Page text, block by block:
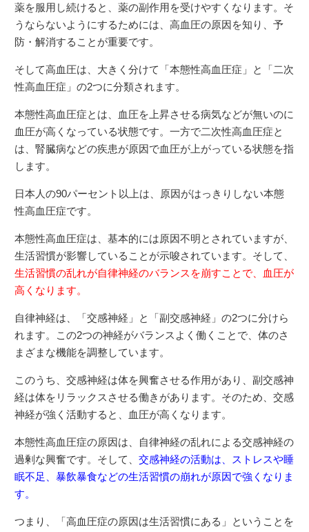
薬を服用し続けると、薬の副作用を受けやすくなります。そ
うならないようにするためには、高血圧の原因を知り、予
防・解消することが重要です。
そして高血圧は、大きく分けて「本態性高血圧症」と「二次
性高血圧症」の2つに分類されます。
本態性高血圧症とは、血圧を上昇させる病気などが無いのに
血圧が高くなっている状態です。一方で二次性高血圧症と
は、腎臓病などの疾患が原因で血圧が上がっている状態を指
します。
日本人の90パーセント以上は、原因がはっきりしない本態
性高血圧症です。
本態性高血圧症は、基本的には原因不明とされていますが、
生活習慣が影響していることが示唆されています。そして、
生活習慣の乱れが自律神経のバランスを崩すことで、血圧が
高くなります。
自律神経は、「交感神経」と「副交感神経」の2つに分けら
れます。この2つの神経がバランスよく働くことで、体のさ
まざまな機能を調整しています。
このうち、交感神経は体を興奮させる作用があり、副交感神
経は体をリラックスさせる働きがあります。そのため、交感
神経が強く活動すると、血圧が高くなります。
本態性高血圧症の原因は、自律神経の乱れによる交感神経の
過剰な興奮です。そして、交感神経の活動は、ストレスや睡
眠不足、暴飲暴食などの生活習慣の崩れが原因で強くなりま
す。
つまり、「高血圧症の原因は生活習慣にある」ということを